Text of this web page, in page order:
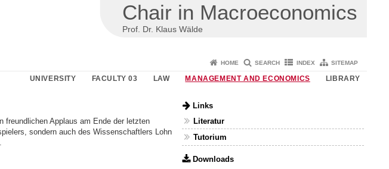
Chair in Macroeconomics
Prof. Dr. Klaus Wälde
HOME SEARCH INDEX SITEMAP
UNIVERSITY FACULTY 03 LAW MANAGEMENT AND ECONOMICS LIBRARY
freundlichen Applaus am Ende der letzten
sondern auch des Wissenschaftlers Lohn
Links
Literatur
Tutorium
Downloads